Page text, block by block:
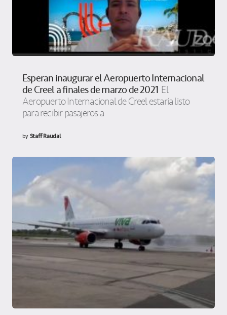
Esperan inaugurar el Aeropuerto Internacional
de Creel a finales de marzo de 2021 El
Aeropuerto Internacional de Creel estaría listo
para recibir pasajeros a
byStaff Raudal